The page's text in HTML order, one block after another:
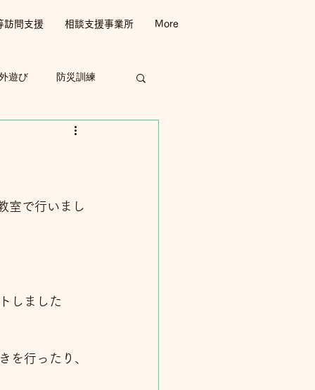
訪問支援 相談支援事業所 More
遊び 防災訓練
室で行いまし
しました
を行ったり、